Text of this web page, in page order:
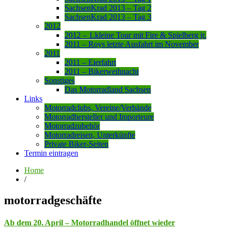
SachsenKrad 2013 – Tag 2
SachsenKrad 2013 – Tag 3
2012
2012 – 1.kleine Tour mit Fire & Spielberg jr.
2011 – Roys letzte Ausfahrt im November
2011
2011 – Eierfahrt
2011 – Bikerweihnacht
Sonstiges
Das Motorradland Sachsen
Links
Motorradclubs, Vereine/Verbände
Motorradhersteller und Importeure
Motorradzubehör
Motorradreisen, Unterkünfte
Private Biker-Seiten
Termin eintragen
Home
/
motorradgeschäfte
Ab dem 20. April – Motorradhandel öffnet wieder